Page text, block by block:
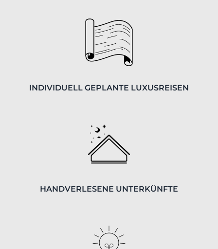
INDIVIDUELL GEPLANTE LUXUSREISEN
HANDVERLESENE UNTERKÜNFTE